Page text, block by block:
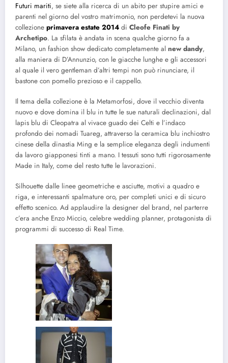
Futuri mariti, se siete alla ricerca di un abito per stupire amici e
parenti nel giorno del vostro matrimonio, non perdetevi la nuova
collezione primavera estate 2014 di Cleofe Finati by
Archetipo. La sfilata è andata in scena qualche giorno fa a
Milano, un fashion show dedicato completamente al new dandy,
alla maniera di D’Annunzio, con le giacche lunghe e gli accessori
al quale il vero gentleman d’altri tempi non può rinunciare, il
bastone con pomello prezioso e il cappello.
Il tema della collezione è la Metamorfosi, dove il vecchio diventa
nuovo e dove domina il blu in tutte le sue naturali declinazioni, dal
lapis blu di Cleopatra al vivace guado dei Celti e l’indaco
profondo dei nomadi Tuareg, attraverso la ceramica blu inchiostro
cinese della dinastia Ming e la semplice eleganza degli indumenti
da lavoro giapponesi tinti a mano. I tessuti sono tutti rigorosamente
Made in Italy, come del resto tutte le lavorazioni.
Silhouette dalle linee geometriche e asciutte, motivi a quadro e
riga, e interessanti spalmature oro, per completi unici e di sicuro
effetto scenico. Ad applaudire la designer del brand, nel parterre
c’era anche Enzo Miccio, celebre wedding planner, protagonista di
programmi di successo di Real Time.